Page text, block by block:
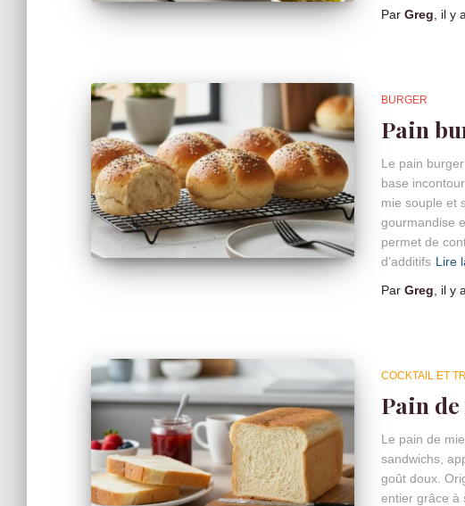
Par Greg , il y a
BURGER
Pain
Le pain
base
mie souple et
gourmandise
permet de
d’additifs Lire
Par Greg , il y a
COCKTAIL ET
Pain
Le pain de
sandwichs,
goût doux.
entier grâce à